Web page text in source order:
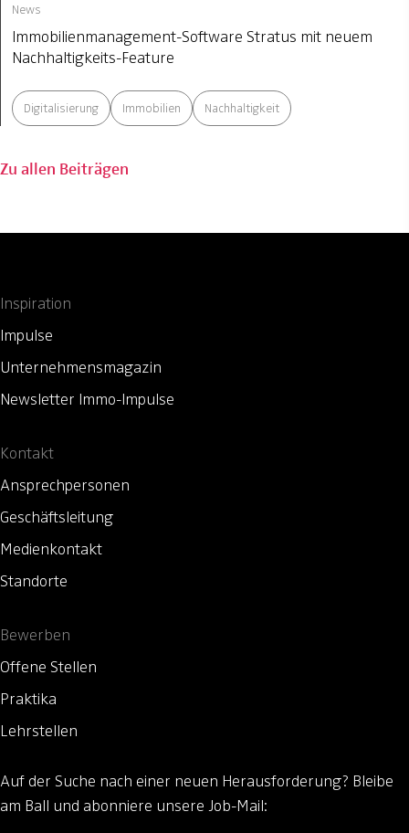
News
Immobilienmanagement-Software Stratus mit neuem
Nachhaltigkeits-Feature
Digitalisierung Immobilien Nachhaltigkeit
Zu allen Beiträgen
Inspiration
Impulse
Unternehmensmagazin
Newsletter Immo-Impulse
Kontakt
Ansprechpersonen
Geschäftsleitung
Medienkontakt
Standorte
Bewerben
Offene Stellen
Praktika
Lehrstellen
Auf der Suche nach einer neuen Herausforderung? Bleibe
am Ball und abonniere unsere Job-Mail: